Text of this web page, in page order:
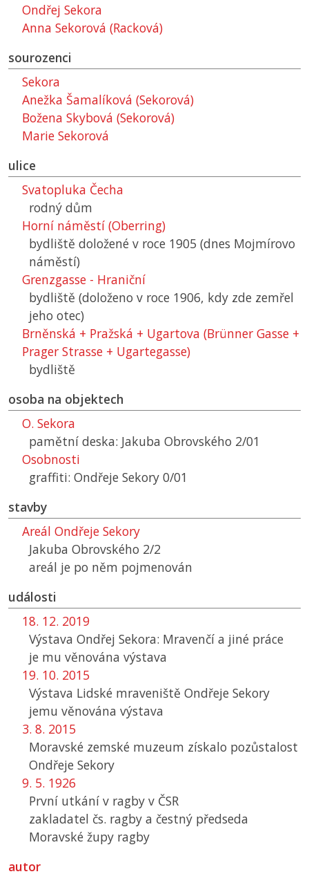
Ondřej Sekora
Anna Sekorová (Racková)
sourozenci
Sekora
Anežka Šamalíková (Sekorová)
Božena Skybová (Sekorová)
Marie Sekorová
ulice
Svatopluka Čecha
rodný dům
Horní náměstí (Oberring)
bydliště doložené v roce 1905 (dnes Mojmírovo
náměstí)
Grenzgasse - Hraniční
bydliště (doloženo v roce 1906, kdy zde zemřel
jeho otec)
Brněnská + Pražská + Ugartova (Brünner Gasse +
Prager Strasse + Ugartegasse)
bydliště
osoba na objektech
O. Sekora
pamětní deska: Jakuba Obrovského 2/01
Osobnosti
graffiti: Ondřeje Sekory 0/01
stavby
Areál Ondřeje Sekory
Jakuba Obrovského 2/2
areál je po něm pojmenován
události
18. 12. 2019
Výstava Ondřej Sekora: Mravenčí a jiné práce
je mu věnována výstava
19. 10. 2015
Výstava Lidské mraveniště Ondřeje Sekory
jemu věnována výstava
3. 8. 2015
Moravské zemské muzeum získalo pozůstalost
Ondřeje Sekory
9. 5. 1926
První utkání v ragby v ČSR
zakladatel čs. ragby a čestný předseda
Moravské župy ragby
autor